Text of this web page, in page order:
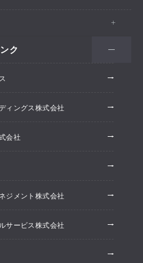
事業
ク
ィングス株式会社
会社
ジメント株式会社
サービス株式会社